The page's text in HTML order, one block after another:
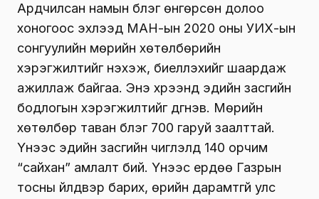
Ардчилсан намын бүлэг өнгөрсөн долоо
хоногоос эхлээд МАН-ын 2020 оны УИХ-ын
сонгуулийн мөрийн хөтөлбөрийн
хэрэгжилтийг нэхэж, биелүүлэхийг шаардаж
ажиллаж байгаа. Энэ хүрээнд эдийн засгийн
бодлогын хэрэгжилтийг дүгнэв. Мөрийн
хөтөлбөр таван бүлэг 700 гаруй заалттай.
Үүнээс эдийн засгийн чиглэлд 140 орчим
“сайхан” амлалт бий. Үүнээс ердөө Газрын
тосны үйлдвэр барих, өрийн дарамтгүй улс